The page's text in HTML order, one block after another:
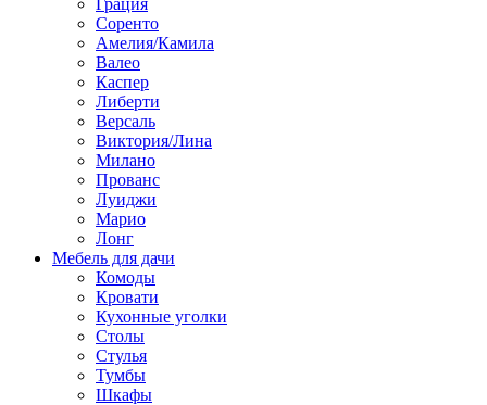
Грация
Соренто
Амелия/Камила
Валео
Каспер
Либерти
Версаль
Виктория/Лина
Милано
Прованс
Луиджи
Марио
Лонг
Мебель для дачи
Комоды
Кровати
Кухонные уголки
Столы
Стулья
Тумбы
Шкафы